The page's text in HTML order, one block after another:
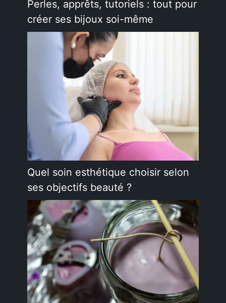
Perles, apprêts, tutoriels : tout pour
créer ses bijoux soi-même
Quel soin esthétique choisir selon
ses objectifs beauté ?